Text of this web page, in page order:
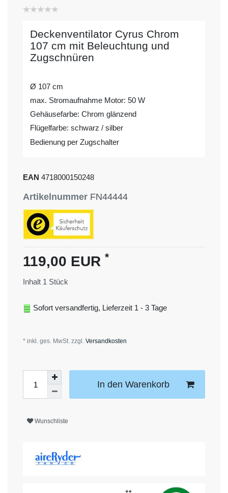
Deckenventilator Cyrus Chrom
107 cm mit Beleuchtung und
Zugschnüren
Ø 107 cm
max. Stromaufnahme Motor: 50 W
Gehäusefarbe: Chrom glänzend
Flügelfarbe: schwarz / silber
Bedienung per Zugschalter
EAN 4718000150248
Artikelnummer FN44444
119,00 EUR *
Inhalt 1 Stück
Sofort versandfertig, Lieferzeit 1 - 3 Tage
* inkl. ges. MwSt. zzgl. Versandkosten
In den Warenkorb
Wunschliste